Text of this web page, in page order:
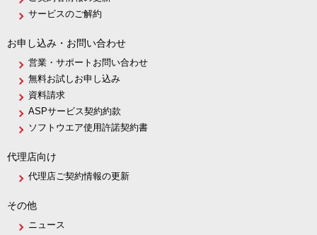
サービスのご解約
お申し込み・お問い合わせ
営業・サポートお問い合わせ
無料お試しお申し込み
資料請求
ASPサービス契約約款
ソフトウエア使用許諾契約書
代理店向け
代理店ご契約情報の更新
その他
ニュース